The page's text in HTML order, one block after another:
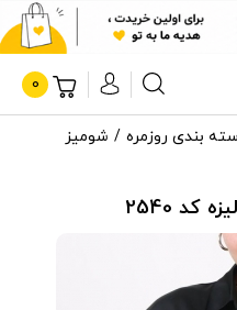
0
بندی روزمره
شومیز
کد 2540